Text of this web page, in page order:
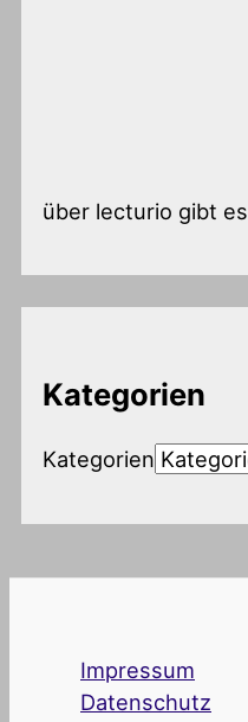
über lecturio gibt es
Kategorien
Kategorien
Impressum
Datenschutz